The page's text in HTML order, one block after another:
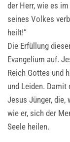
der Herr, wie es
seines Volkes
heilt!“
Die Erfüllung
Evangelium auf.
Reich Gottes und
und Leiden.
Jesus Jünger, die,
wie er, sich der
Seele heilen.